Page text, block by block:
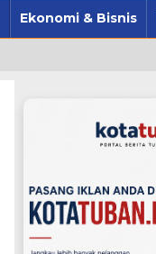
Ekonomi & Bisnis